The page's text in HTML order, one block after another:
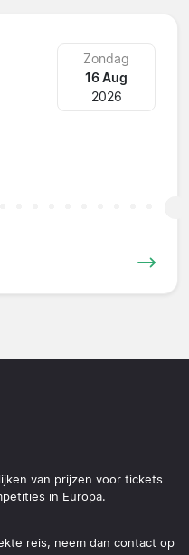
Zondag
16 Aug
2026
van prijzen voor tickets
in Europa.
reis, neem dan contact op